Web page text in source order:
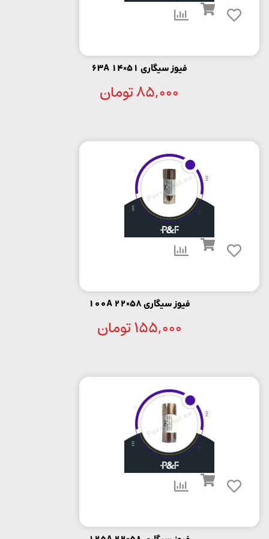
فیوز سیگاری 51×14 63A
85,000تومان
فیوز سیگاری 58×22 100A
155,000تومان